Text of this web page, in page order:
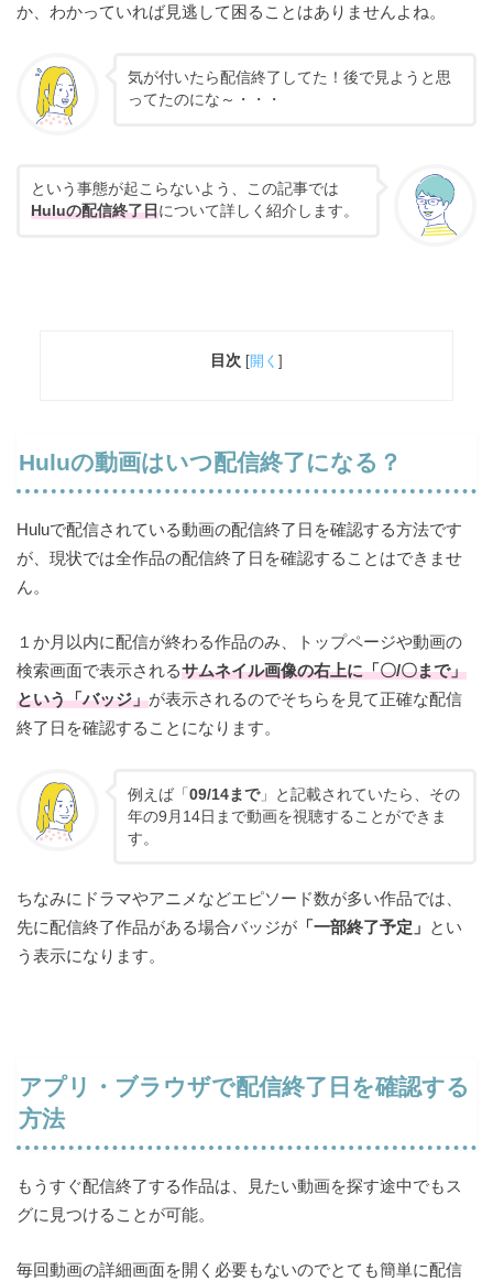
か、わかっていれば見逃して困ることはありませんよね。
気が付いたら配信終了してた！後で見ようと思
ってたのにな～・・・
という事態が起こらないよう、この記事では
Huluの配信終了日について詳しく紹介します。
目次 [開く ]
Huluの動画はいつ配信終了になる？
Huluで配信されている動画の配信終了日を確認する方法です
が、現状では全作品の配信終了日を確認することはできませ
ん。
１か月以内に配信が終わる作品のみ、トップページや動画の
検索画面で表示されるサムネイル画像の右上に「〇/〇まで」
という「バッジ」が表示されるのでそちらを見て正確な配信
終了日を確認することになります。
例えば「09/14まで」と記載されていたら、その
年の9月14日まで動画を視聴することができま
す。
ちなみにドラマやアニメなどエピソード数が多い作品では、
先に配信終了作品がある場合バッジが 「一部終了予定」 とい
う表示になります。
アプリ・ブラウザで配信終了日を確認する
方法
もうすぐ配信終了する作品は、見たい動画を探す途中でもス
グに見つけることが可能。
毎回動画の詳細画面を開く必要もないのでとても簡単に配信